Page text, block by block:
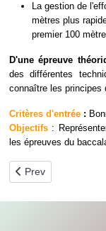
La gestion de
mètres plus
premier 100
D'une épreuve
des différentes
connaître les principes
Critères d'entrée :
Objectifs :
les épreuves du
Previous article:
Prev